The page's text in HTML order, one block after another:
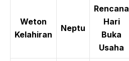
Weton
Kelahiran
Neptu
Rencana
Hari
Buka
Usaha